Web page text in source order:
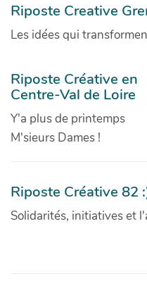
Riposte Creative
Les idées qui
Riposte Créative en
Centre-Val de Loire
Y'a plus de printemps
M'sieurs Dames !
Riposte Créative 82
Solidarités, initiatives et